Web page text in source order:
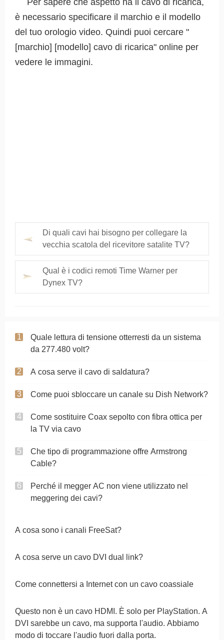
Per sapere che aspetto ha il cavo di ricarica,
è necessario specificare il marchio e il modello
del tuo orologio video. Quindi puoi cercare "
[marchio] [modello] cavo di ricarica" online per
vedere le immagini.
Di quali cavi hai bisogno per collegare la
vecchia scatola del ricevitore satalite TV?
Qual è i codici remoti Time Warner per
Dynex TV?
Quale lettura di tensione otterresti da un sistema
da 277.480 volt?
A cosa serve il cavo di saldatura?
Come puoi sbloccare un canale su Dish Network?
Come sostituire Coax sepolto con fibra ottica per
la TV via cavo
Che tipo di programmazione offre Armstrong
Cable?
Perché il megger AC non viene utilizzato nel
meggering dei cavi?
A cosa sono i canali FreeSat?
A cosa serve un cavo DVI dual link?
Come connettersi a Internet con un cavo coassiale
Questo non è un cavo HDMI. È solo per PlayStation. A
DVI sarebbe un cavo, ma supporta l'audio. Abbiamo
modo di toccare l'audio fuori dalla porta.